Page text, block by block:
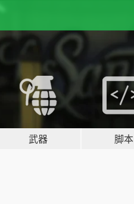
武器 脚本